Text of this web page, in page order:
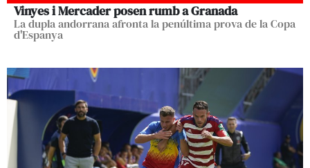
Vinyes i Mercader posen rumb a Granada
La dupla andorrana afronta la penúltima prova de la Copa
d'Espanya